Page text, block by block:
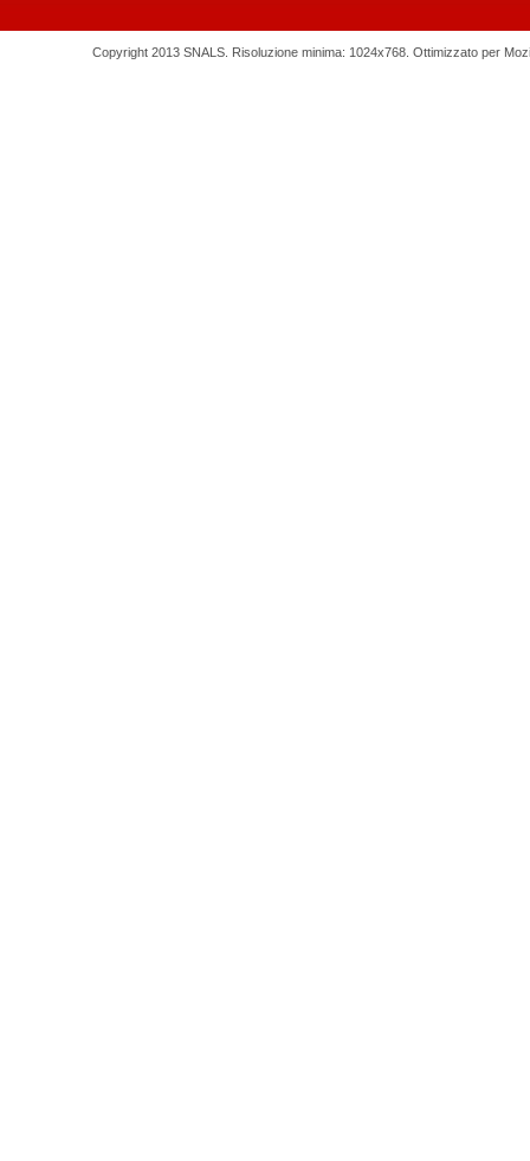
Copyright 2013 SNALS. Risoluzione minima: 1024x768. Ottimizzato per